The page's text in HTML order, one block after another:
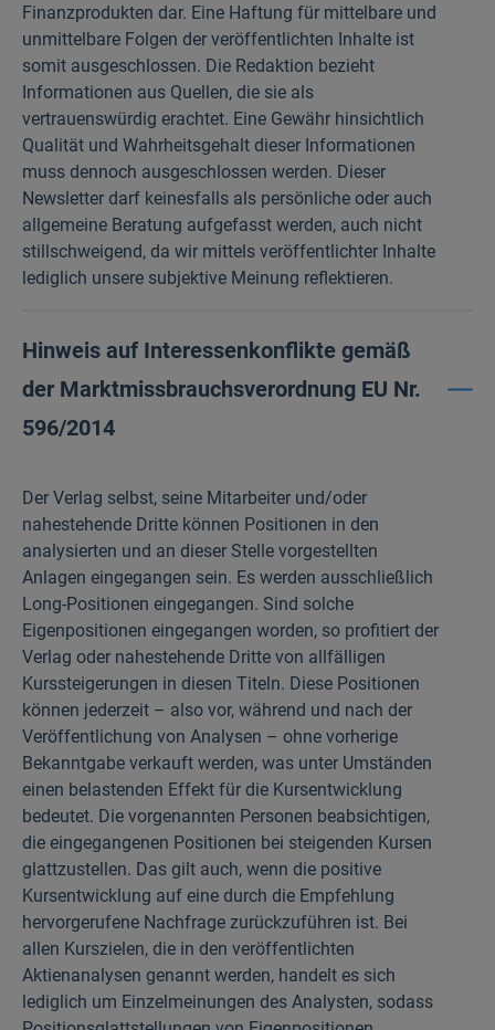
Finanzprodukten dar. Eine Haftung für mittelbare und
unmittelbare Folgen der veröffentlichten Inhalte ist
somit ausgeschlossen. Die Redaktion bezieht
Informationen aus Quellen, die sie als
vertrauenswürdig erachtet. Eine Gewähr hinsichtlich
Qualität und Wahrheitsgehalt dieser Informationen
muss dennoch ausgeschlossen werden. Dieser
Newsletter darf keinesfalls als persönliche oder auch
allgemeine Beratung aufgefasst werden, auch nicht
stillschweigend, da wir mittels veröffentlichter Inhalte
lediglich unsere subjektive Meinung reflektieren.
Hinweis auf Interessenkonflikte gemäß
der Marktmissbrauchsverordnung EU Nr.
596/2014
Der Verlag selbst, seine Mitarbeiter und/oder
nahestehende Dritte können Positionen in den
analysierten und an dieser Stelle vorgestellten
Anlagen eingegangen sein. Es werden ausschließlich
Long-Positionen eingegangen. Sind solche
Eigenpositionen eingegangen worden, so profitiert der
Verlag oder nahestehende Dritte von allfälligen
Kurssteigerungen in diesen Titeln. Diese Positionen
können jederzeit – also vor, während und nach der
Veröffentlichung von Analysen – ohne vorherige
Bekanntgabe verkauft werden, was unter Umständen
einen belastenden Effekt für die Kursentwicklung
bedeutet. Die vorgenannten Personen beabsichtigen,
die eingegangenen Positionen bei steigenden Kursen
glattzustellen. Das gilt auch, wenn die positive
Kursentwicklung auf eine durch die Empfehlung
hervorgerufene Nachfrage zurückzuführen ist. Bei
allen Kurszielen, die in den veröffentlichten
Aktienanalysen genannt werden, handelt es sich
lediglich um Einzelmeinungen des Analysten, sodass